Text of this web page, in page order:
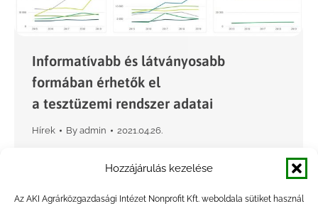
Hozzájárulás kezelése
Az AKI Agrárközgazdasági Intézet Nonprofit Kft. weboldala sütiket használ
Informatívabb és látványosabb
formában érhetők el
a tesztüzemi rendszer adatai
Hírek By admin 2021.04.26.
helyeztünk el a mezőgazdasági termelők
vagyoni, pénzügyi és jövedelmi helyzetéről,